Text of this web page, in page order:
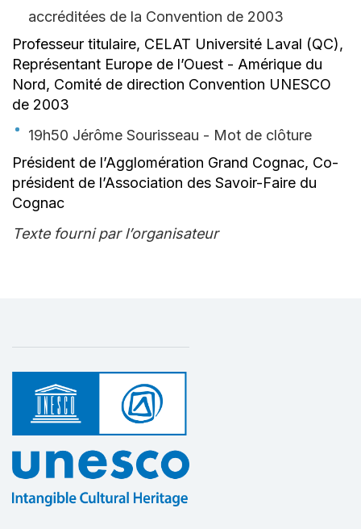
accréditées de la Convention de 2003
Professeur titulaire, CELAT Université Laval (QC),
Représentant Europe de l’Ouest - Amérique du
Nord, Comité de direction Convention UNESCO
de 2003
19h50 Jérôme Sourisseau - Mot de clôture
Président de l’Agglomération Grand Cognac, Co-
président de l’Association des Savoir-Faire du
Cognac
Texte fourni par l’organisateur